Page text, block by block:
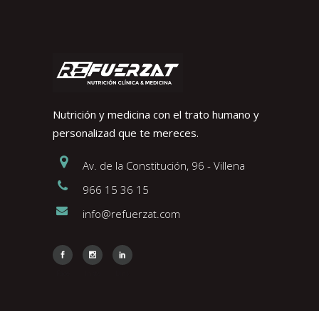
Nutrición y medicina con el trato humano y
personalizad que te mereces.
Av. de la Constitución, 96 - Villena
966 15 36 15
info@refuerzat.com